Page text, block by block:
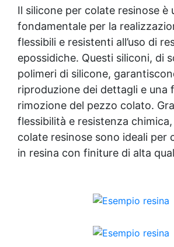
artistici: dettagli definiti e
impeccabili. Prototipazione
componenti con alta
dimensionale. Settori d'uso:
sculture Prototipazione
Caratteristiche tecniche:
lavorazione: 30-40 minuti
indurimento: 3-5 ore
miscelazione (A:B): 1:1 Densità
Viscosità: Parte A:
8000±1000 Allungamento:
alla trazione: 4.0 MPa
resina epossidica, poliuretano,
precisione per risultati
duraturi. Useful articles
per modelli dettagliati Gomma
oggetti complessi Gomma
Il silicone per colate resinose è
fondamentale per la
flessibili e resistenti all’uso di
epossidiche. Questi siliconi, di
polimeri di silicone,
riproduzione dei dettagli e una
rimozione del pezzo colato.
flessibilità e resistenza
colate resinose sono ideali per
in resina con finiture di alta